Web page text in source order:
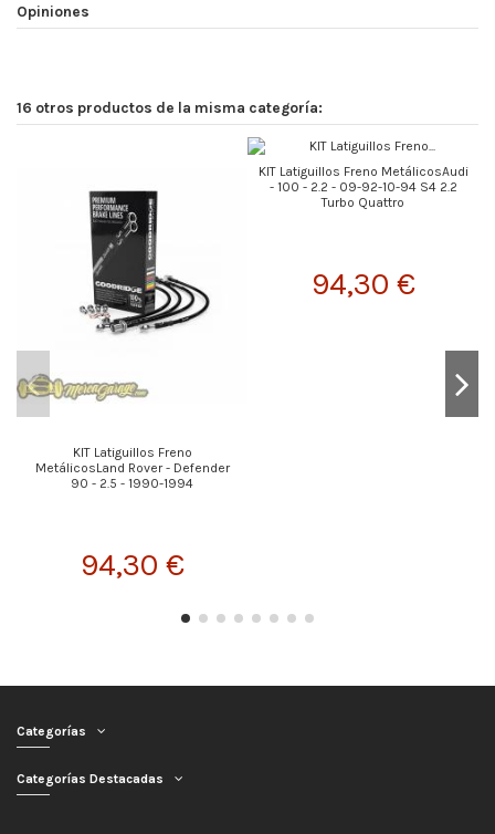
Opiniones
16 otros productos de la misma categoría:
KIT Latiguillos Freno
MetálicosLand Rover - Defender
90 - 2.5 - 1990-1994
94,30 €
KIT Latiguillos Freno MetálicosAudi
- 100 - 2.2 - 09-92-10-94 S4 2.2
Turbo Quattro
94,30 €
Categorías
Categorías Destacadas